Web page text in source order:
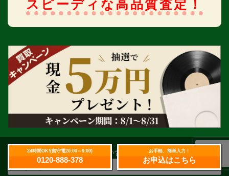
スピーディな高品質査定！
お気軽にお問い合わせください
24時間OK!(留守電20:00～9:00)
0120-888-378
お手軽、簡単入力！
お申込はこちら